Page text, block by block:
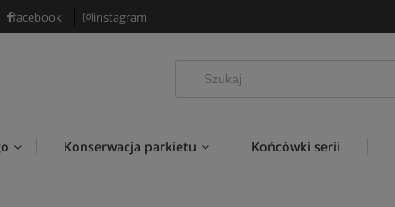
facebook instagram
Konserwacja parkietu Końcówki serii